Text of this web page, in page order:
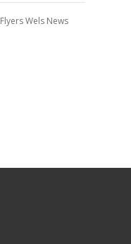
Flyers Wels News